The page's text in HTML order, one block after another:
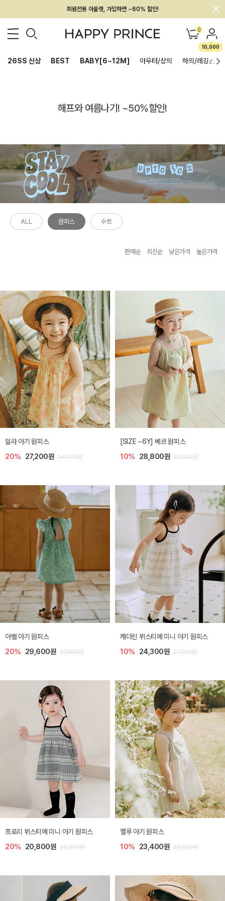
회원전용 아울렛, 가입하면 ~60% 할인!
멤버십 최대 28,000원 혜택 0
10,000
26SS 신상 BEST BABY[6~12M] 아우터/상의 하의/레깅스
해프와 여름나기! ~50%할인!
ALL 원피스 수트
판매순 최신순 낮은가격 높은가격
밀라 아기 원피스
20% 27,200원 34,000원
[SIZE ~6Y] 베르 원피스
10% 28,800원 32,000원
아벨 아기 원피스
20% 29,600원 37,000원
캐더린 뷔스티에 미니 아기 원피스
10% 24,300원 27,000원
프로리 뷔스티에 미니 아기 원피스
20% 20,800원 26,000원
옐루 아기 원피스
10% 23,400원 26,000원